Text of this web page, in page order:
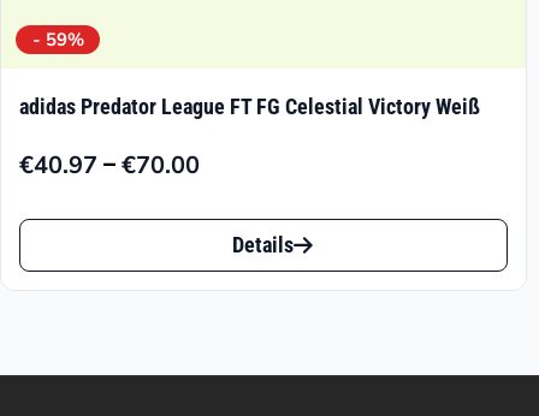
- 59%
adidas Predator League FT FG Celestial Victory Weiß
€40.97 –€70.00
Preisspanne:
€40.97
€70.00
Dieses
Produkt
Details